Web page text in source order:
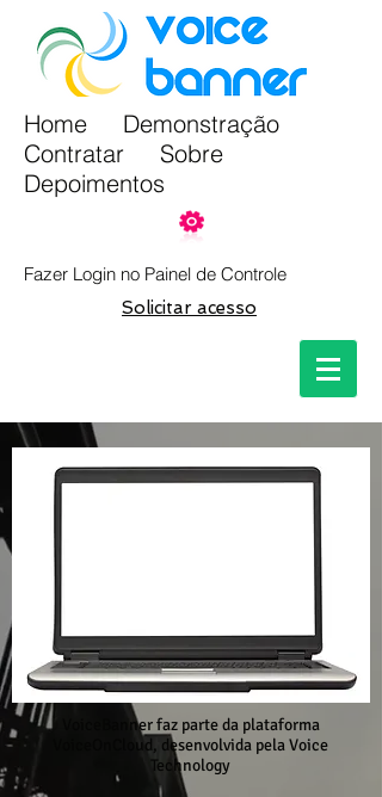
Home
Demonstração
Contratar
Sobre
Depoimentos
Fazer Login no Painel de Controle
Solicitar acesso
VoiceBanner faz parte da plataforma
VoiceOnCloud, desenvolvida pela Voice
Technology